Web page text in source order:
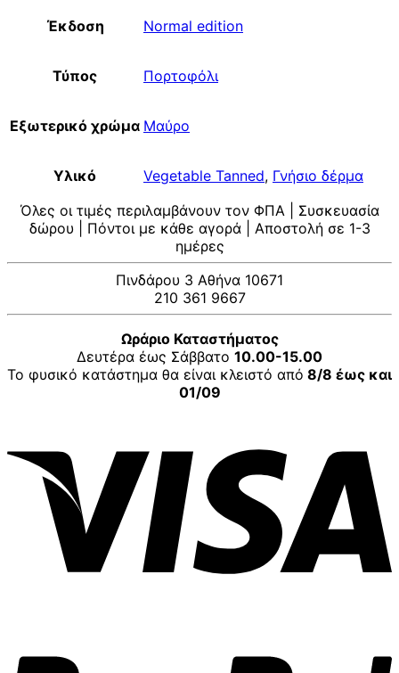
Έκδοση Normal edition
Τύπος Πορτοφόλι
Εξωτερικό χρώμα Μαύρο
Υλικό Vegetable Tanned, Γνήσιο δέρμα
Όλες οι τιμές περιλαμβάνουν τον ΦΠΑ | Συσκευασία
δώρου | Πόντοι με κάθε αγορά | Αποστολή σε 1-3
ημέρες
Πινδάρου 3 Αθήνα 10671
210 361 9667
Ωράριο Καταστήματος
Δευτέρα έως Σάββατο 10.00-15.00
Το φυσικό κατάστημα θα είναι κλειστό από 8/8 έως και
01/09